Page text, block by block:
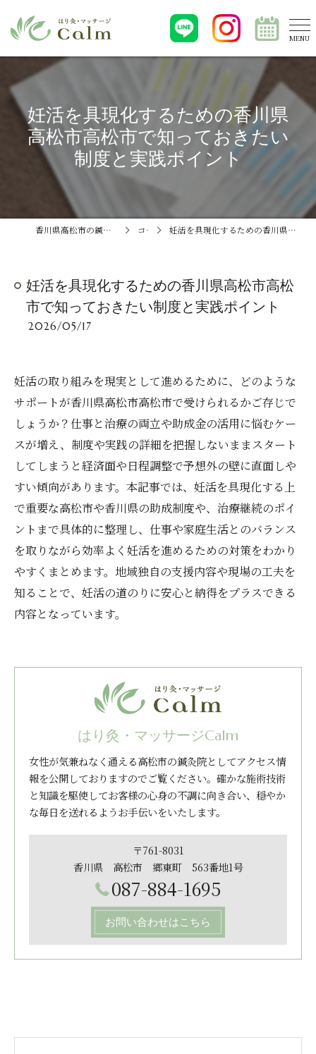
妊活を具現化するための香川県
高松市高松市で知っておきたい
制度と実践ポイント
香川県高松市の鍼灸ならはり灸・マッサージCalm コラム 妊活を具現化するための香川県高松市高松市で知っておきたい制度と実践ポイント
妊活を具現化するための香川県高松市高松
市で知っておきたい制度と実践ポイント
2026/05/17
妊活の取り組みを現実として進めるために、どのような
サポートが香川県高松市高松市で受けられるかご存じで
しょうか？仕事と治療の両立や助成金の活用に悩むケー
スが増え、制度や実践の詳細を把握しないままスタート
してしまうと経済面や日程調整で予想外の壁に直面しや
すい傾向があります。本記事では、妊活を具現化する上
で重要な高松市や香川県の助成制度や、治療継続のポイ
ントまで具体的に整理し、仕事や家庭生活とのバランス
を取りながら効率よく妊活を進めるための対策をわかり
やすくまとめます。地域独自の支援内容や現場の工夫を
知ることで、妊活の道のりに安心と納得をプラスできる
内容となっています。
はり灸・マッサージCalm
女性が気兼ねなく通える高松市の鍼灸院としてアクセス情
報を公開しておりますのでご覧ください。確かな施術技術
と知識を駆使してお客様の心身の不調に向き合い、穏やか
な毎日を送れるようお手伝いをいたします。
〒761-8031
香川県 高松市 郷東町 563番地1号
087-884-1695
お問い合わせはこちら